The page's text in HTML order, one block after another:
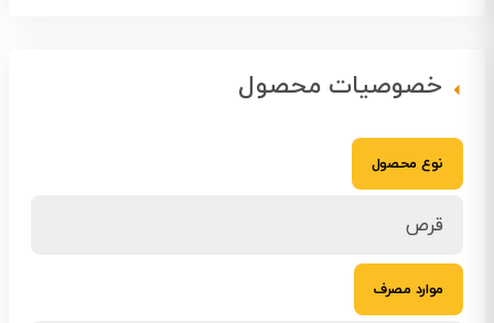
خصوصیات محصول
نوع محصول
قرص
موارد مصرف